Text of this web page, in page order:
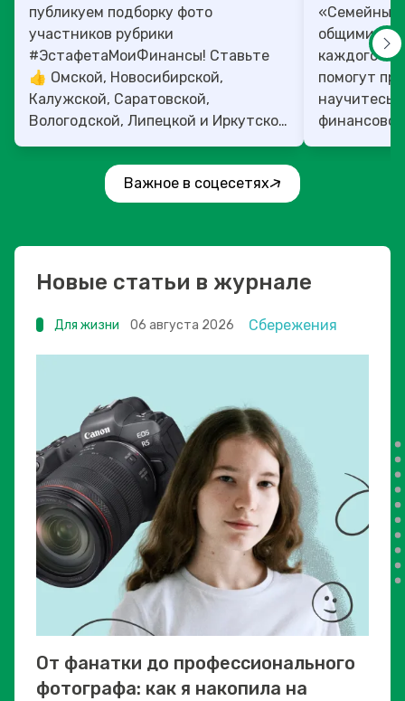
публикуем подборку фото
участников рубрики
#ЭстафетаМоиФинансы! Ставьте
👍 Омской, Новосибирской,
Калужской, Саратовской,
Вологодской, Липецкой и Иркутской
областям!
«Семейный
общими
каждого»!
помогут
научитесь:
Важное в соцесетях
Новые статьи в журнале
Для жизни 06 августа 2026 Сбережения
От фанатки до профессионального
фотографа: как я накопила на